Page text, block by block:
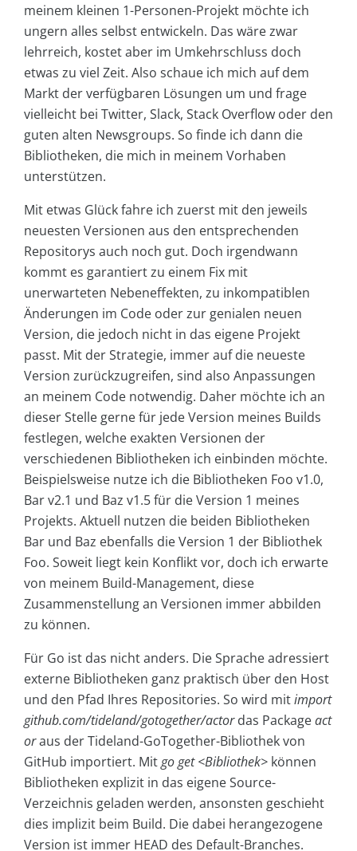
meinem kleinen 1-Personen-Projekt möchte ich
ungern alles selbst entwickeln. Das wäre zwar
lehrreich, kostet aber im Umkehrschluss doch
etwas zu viel Zeit. Also schaue ich mich auf dem
Markt der verfügbaren Lösungen um und frage
vielleicht bei Twitter, Slack, Stack Overflow oder den
guten alten Newsgroups. So finde ich dann die
Bibliotheken, die mich in meinem Vorhaben
unterstützen.
Mit etwas Glück fahre ich zuerst mit den jeweils
neuesten Versionen aus den entsprechenden
Repositorys auch noch gut. Doch irgendwann
kommt es garantiert zu einem Fix mit
unerwarteten Nebeneffekten, zu inkompatiblen
Änderungen im Code oder zur genialen neuen
Version, die jedoch nicht in das eigene Projekt
passt. Mit der Strategie, immer auf die neueste
Version zurückzugreifen, sind also Anpassungen
an meinem Code notwendig. Daher möchte ich an
dieser Stelle gerne für jede Version meines Builds
festlegen, welche exakten Versionen der
verschiedenen Bibliotheken ich einbinden möchte.
Beispielsweise nutze ich die Bibliotheken Foo v1.0,
Bar v2.1 und Baz v1.5 für die Version 1 meines
Projekts. Aktuell nutzen die beiden Bibliotheken
Bar und Baz ebenfalls die Version 1 der Bibliothek
Foo. Soweit liegt kein Konflikt vor, doch ich erwarte
von meinem Build-Management, diese
Zusammenstellung an Versionen immer abbilden
zu können.
Für Go ist das nicht anders. Die Sprache adressiert
externe Bibliotheken ganz praktisch über den Host
und den Pfad Ihres Repositories. So wird mitimport
github.com/tideland/gotogether/actordas Packageact
oraus der Tideland-GoTogether-Bibliothek von
GitHub importiert. Mitgo get <Bibliothek> können
Bibliotheken explizit in das eigene Source-
Verzeichnis geladen werden, ansonsten geschieht
dies implizit beim Build. Die dabei herangezogene
Version ist immer HEAD des Default-Branches.